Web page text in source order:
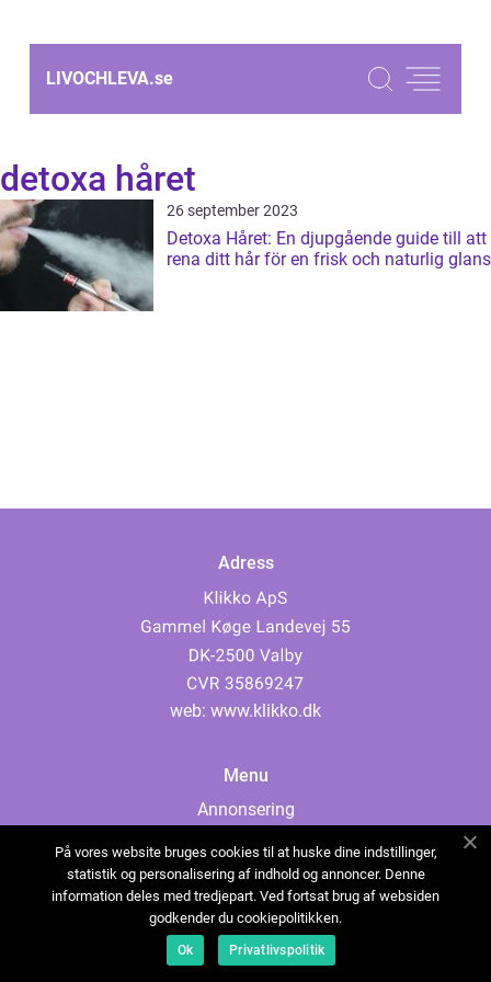
LIVOCHLEVA.se
detoxa håret
26 september 2023
Detoxa Håret: En djupgående guide till att
rena ditt hår för en frisk och naturlig glans
Adress
web: www.klikko.dk
Menu
Annonsering
Cookies
Kontakta oss
Sitemap
På vores website bruges cookies til at huske dine indstillinger,
statistik og personalisering af indhold og annoncer. Denne
information deles med tredjepart. Ved fortsat brug af websiden
godkender du cookiepolitikken.
Ok Privatlivspolitik